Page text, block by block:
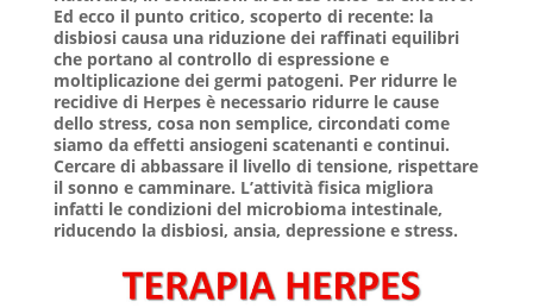
Ed ecco il punto critico, scoperto di recente: la
disbiosi causa una riduzione dei raffinati equilibri
che portano al controllo di espressione e
moltiplicazione dei germi patogeni. Per ridurre le
recidive di Herpes è necessario ridurre le cause
dello stress, cosa non semplice, circondati come
siamo da effetti ansiogeni scatenanti e continui.
Cercare di abbassare il livello di tensione, rispettare
il sonno e camminare. L’attività fisica migliora
infatti le condizioni del microbioma intestinale,
riducendo la disbiosi, ansia, depressione e stress.